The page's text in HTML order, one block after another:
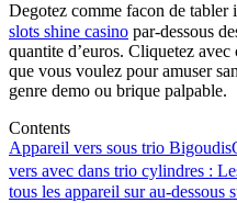
Degotez comme facon de tabler
slots shine casino par-dessous
quantite d’euros. Cliquetez
que vous voulez pour amuser
genre demo ou brique palpable.
Contents
Appareil vers sous trio Bigoudis
vers avec dans trio cylindres :
tous les appareil sur au-